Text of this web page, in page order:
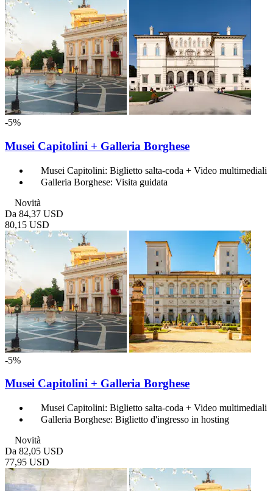
-5%
Musei Capitolini + Galleria Borghese
Musei Capitolini: Biglietto salta-coda + Video multimediali
Galleria Borghese: Visita guidata
Novità
Da 84,37 USD
80,15 USD
-5%
Musei Capitolini + Galleria Borghese
Musei Capitolini: Biglietto salta-coda + Video multimediali
Galleria Borghese: Biglietto d'ingresso in hosting
Novità
Da 82,05 USD
77,95 USD